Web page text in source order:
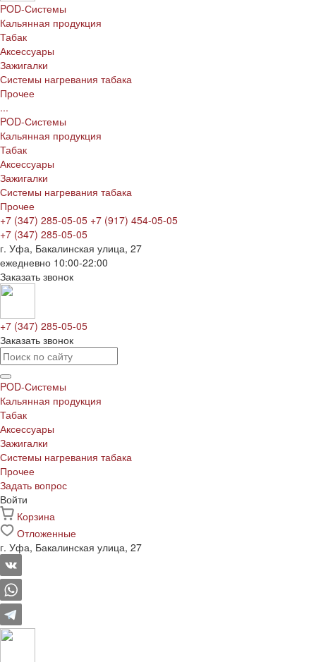
POD-Системы
Кальянная продукция
Табак
Аксессуары
Зажигалки
Системы нагревания табака
Прочее
...
POD-Системы
Кальянная продукция
Табак
Аксессуары
Зажигалки
Системы нагревания табака
Прочее
+7 (347) 285-05-05 +7 (917) 454-05-05
+7 (347) 285-05-05
г. Уфа, Бакалинская улица, 27
ежедневно 10:00-22:00
Заказать звонок
+7 (347) 285-05-05
Заказать звонок
POD-Системы
Кальянная продукция
Табак
Аксессуары
Зажигалки
Системы нагревания табака
Прочее
Задать вопрос
Войти
Корзина
Отложенные
г. Уфа, Бакалинская улица, 27